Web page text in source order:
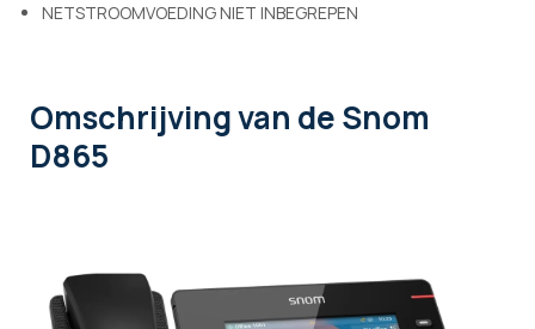
NETSTROOMVOEDING NIET INBEGREPEN
Omschrijvingvan de Snom
D865